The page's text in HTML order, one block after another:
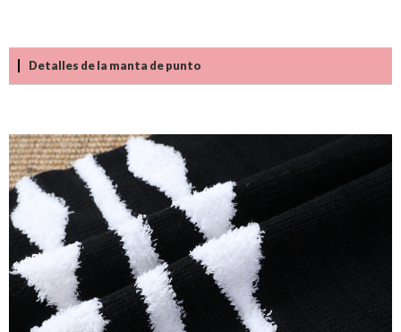
Detalles de la manta de punto